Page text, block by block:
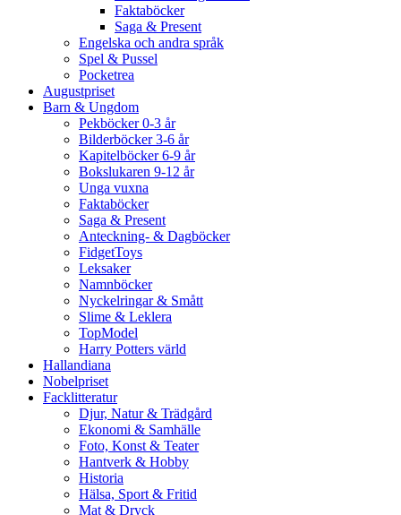
Faktaböcker
Saga & Present
Engelska och andra språk
Spel & Pussel
Pocketrea
Augustpriset
Barn & Ungdom
Pekböcker 0-3 år
Bilderböcker 3-6 år
Kapitelböcker 6-9 år
Bokslukaren 9-12 år
Unga vuxna
Faktaböcker
Saga & Present
Anteckning- & Dagböcker
FidgetToys
Leksaker
Namnböcker
Nyckelringar & Smått
Slime & Leklera
TopModel
Harry Potters värld
Hallandiana
Nobelpriset
Facklitteratur
Djur, Natur & Trädgård
Ekonomi & Samhälle
Foto, Konst & Teater
Hantverk & Hobby
Historia
Hälsa, Sport & Fritid
Mat & Dryck